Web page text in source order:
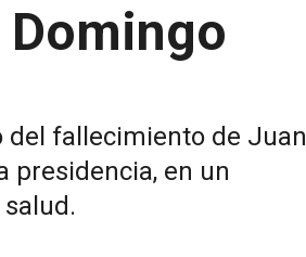
del fallecimiento de Juan
presidencia, en un